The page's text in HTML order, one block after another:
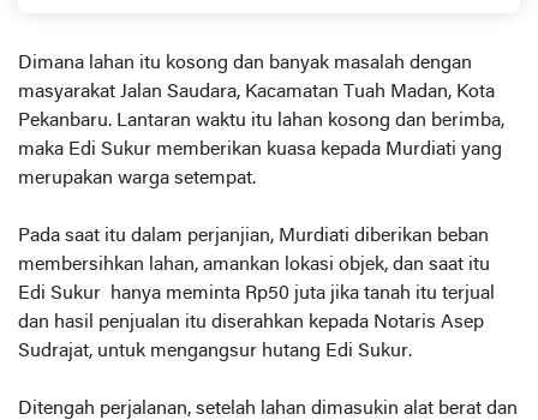
Dimana lahan itu kosong dan banyak masalah dengan
masyarakat Jalan Saudara, Kacamatan Tuah Madan, Kota
Pekanbaru. Lantaran waktu itu lahan kosong dan berimba,
maka Edi Sukur memberikan kuasa kepada Murdiati yang
merupakan warga setempat.
Pada saat itu dalam perjanjian, Murdiati diberikan beban
membersihkan lahan, amankan lokasi objek, dan saat itu
Edi Sukur hanya meminta Rp50 juta jika tanah itu terjual
dan hasil penjualan itu diserahkan kepada Notaris Asep
Sudrajat, untuk mengangsur hutang Edi Sukur.
Ditengah perjalanan, setelah lahan dimasukin alat berat dan